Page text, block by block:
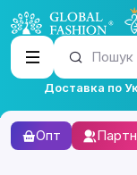
Пошук
Доставка по
Опт